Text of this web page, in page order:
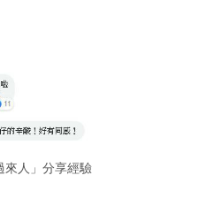
來人」分享經驗